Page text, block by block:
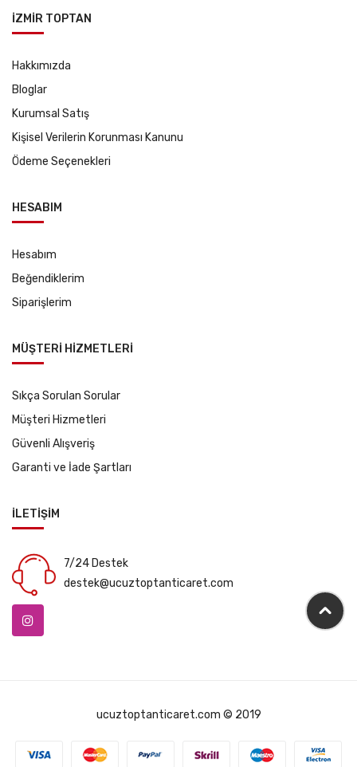
İZMİR TOPTAN
Hakkımızda
Bloglar
Kurumsal Satış
Kişisel Verilerin Korunması Kanunu
Ödeme Seçenekleri
HESABIM
Hesabım
Beğendiklerim
Siparişlerim
MÜŞTERİ HİZMETLERİ
Sıkça Sorulan Sorular
Müşteri Hizmetleri
Güvenli Alışveriş
Garanti ve İade Şartları
İLETİŞİM
7/24 Destek
destek@ucuztoptanticaret.com
ucuztoptanticaret.com © 2019